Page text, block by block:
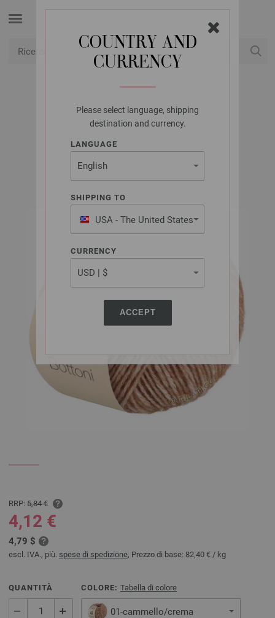
COUNTRY AND
CURRENCY
Please select language, shipping
destination and currency.
LANGUAGE
SHIPPING TO
USA - The United States
of America
CURRENCY
ACCEPT
LANA GROSSA
BOTTONI
RRP: 5,84 €
4,12 €
4,79 $
escl. IVA., più. spese di spedizione, Prezzo di base: 82,40 € / kg
QUANTITÀ COLORE: Tabella di colore
01-cammello/crema